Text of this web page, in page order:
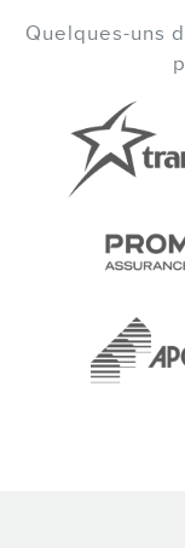
Quelques-uns